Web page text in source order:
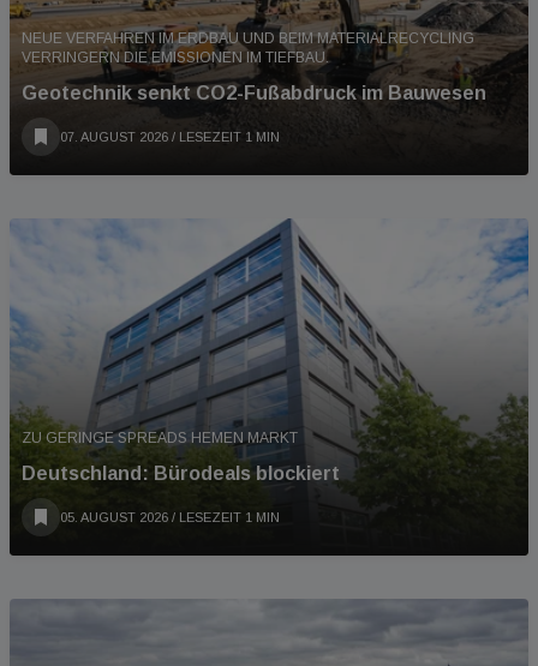
NEUE VERFAHREN IM ERDBAU UND BEIM MATERIALRECYCLING
VERRINGERN DIE EMISSIONEN IM TIEFBAU.
Geotechnik senkt CO2-Fußabdruck im Bauwesen
07. AUGUST 2026 / LESEZEIT 1 MIN
ZU GERINGE SPREADS HEMEN MARKT
Deutschland: Bürodeals blockiert
05. AUGUST 2026 / LESEZEIT 1 MIN